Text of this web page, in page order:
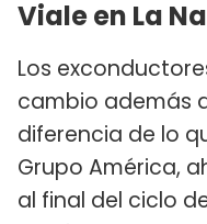
Viale en La
Los
cambio además
diferencia de lo
Grupo América,
al final del ciclo